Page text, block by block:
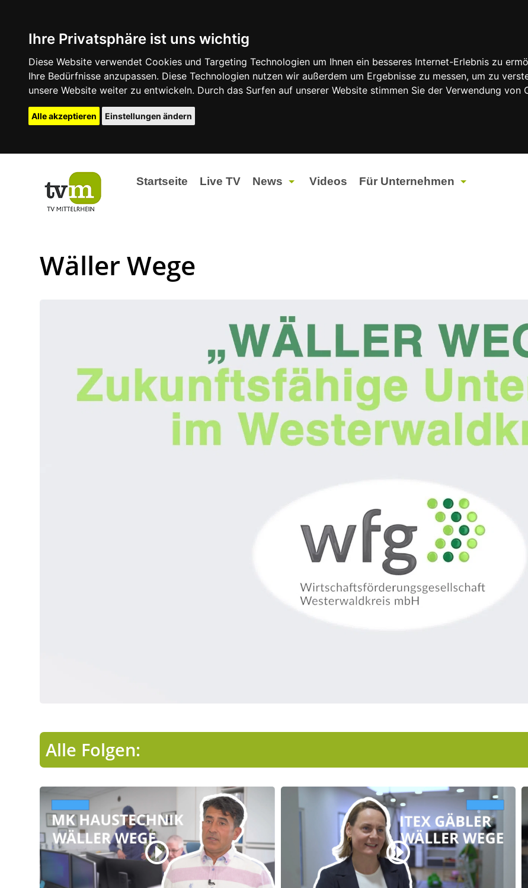
Ihre Privatsphäre ist uns wichtig
Diese Website verwendet Cookies und Targeting Technologien um Ihnen ein besseres Internet-Erlebnis zu
Ihre Bedürfnisse anzupassen. Diese Technologien nutzen wir außerdem um Ergebnisse zu messen, um zu
unsere Website weiter zu entwickeln. Durch das Surfen auf unserer Website stimmen Sie der Verwendung von
Alle akzeptieren Einstellungen ändern
Startseite Live TV News
Partner Content
Sport
Videos Für Unternehmen
Wäller Wege
Alle Folgen: